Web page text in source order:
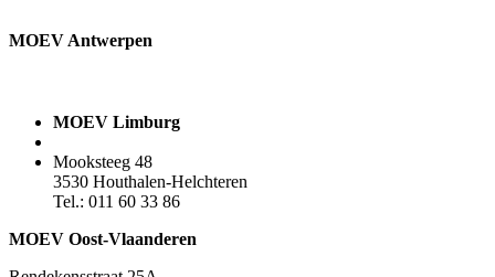
MOEV Antwerpen​
MOEV Limburg
Mooksteeg 48
3530 Houthalen-Helchteren
Tel.: 011 60 33 86
MOEV Oost-Vlaanderen